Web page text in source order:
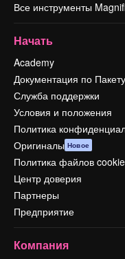
Все инструменты
Начать
Academy
Документация по
Служба поддержки
Условия и положения
Политика
Оригиналы Новое
Политика файлов cookie
Центр доверия
Партнеры
Предприятие
Компания